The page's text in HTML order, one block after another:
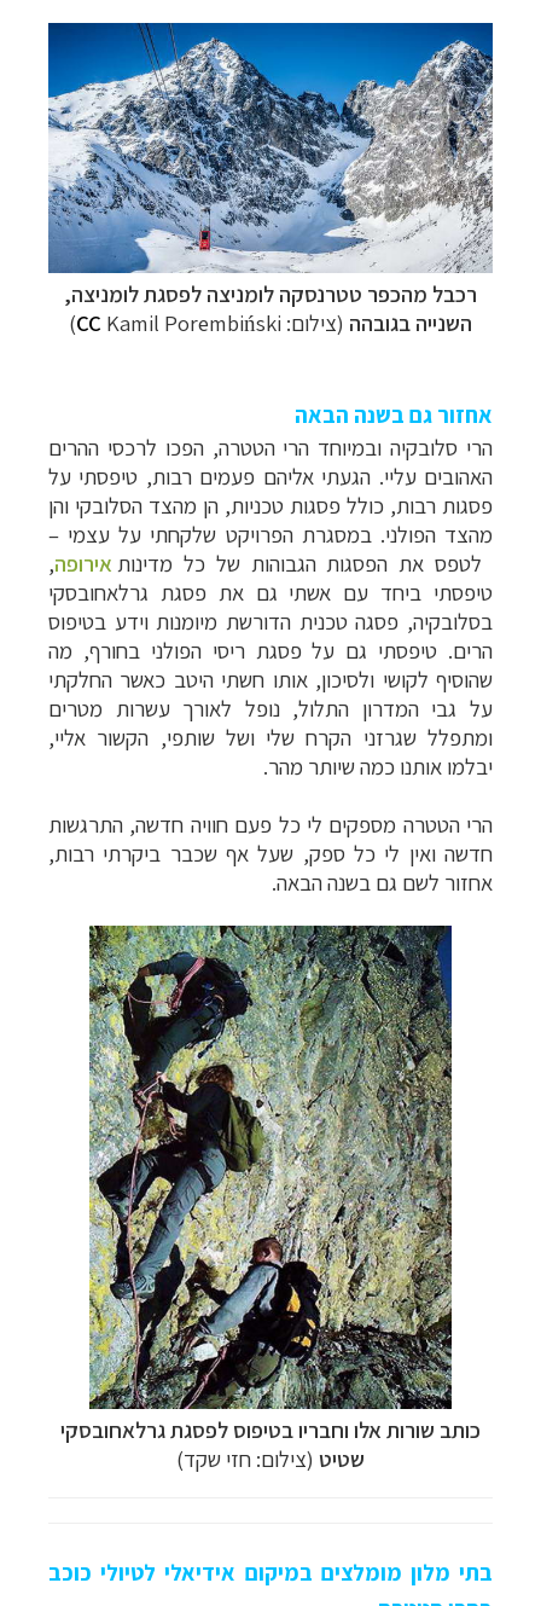
רכבל מהכפר טטרנסקה לומניצה לפסגת לומניצה,
השנייה בגובהה (צילום: CC Kamil Porembiński
)
אחזור גם בשנה הבאה
הרי סלובקיהובמיוחד הרי הטטרה, הפכו לרכסי ההרים
האהובים עליי. הגעתי אליהם פעמים רבות, טיפסתי על
פסגות רבות, כולל פסגות טכניות, הן מהצד הסלובקי והן
מהצד הפולני. במסגרת הפרויקט שלקחתי על עצמי –
לטפס את הפסגות הגבוהות של כל מדינות אירופה,
טיפסתי ביחד עם אשתי גם את פסגת גרלאחובסקי
בסלובקיה, פסגה טכנית הדורשת מיומנות וידע בטיפוס
הרים. טיפסתי גם על פסגת ריסי הפולני בחורף, מה
שהוסיף לקושי ולסיכון, אותו חשתי היטב כאשר החלקתי
על גבי המדרון התלול, נופל לאורך עשרות מטרים
ומתפלל שגרזני הקרח שלי ושל שותפי, הקשור אליי,
יבלמו אותנו כמה שיותר מהר.
הרי הטטרה מספקים לי כל פעם חוויה חדשה, התרגשות
חדשה ואין לי כל ספק, שעל אף שכבר ביקרתי רבות,
אחזור לשם גם בשנה הבאה.
כותב שורות אלו וחבריו בטיפוס לפסגת גרלאחובסקי
שטיט (צילום: חזי שקד)
בתי מלון מומלצים במיקום אידיאלי לטיולי כוכב